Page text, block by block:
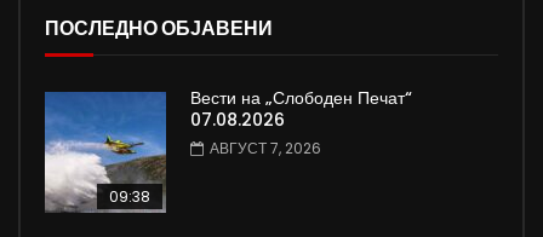
ПОСЛЕДНО ОБЈАВЕНИ
09:38
Вести на „Слободен Печат“
07.08.2026
АВГУСТ 7, 2026